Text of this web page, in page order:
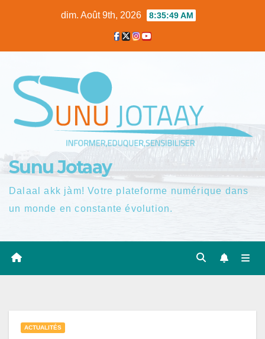
dim. Août 9th, 2026 8:35:50 AM
Sunu Jotaay
Dalaal akk jàm! Votre plateforme numérique dans
un monde en constante évolution.
ACTUALITÉS